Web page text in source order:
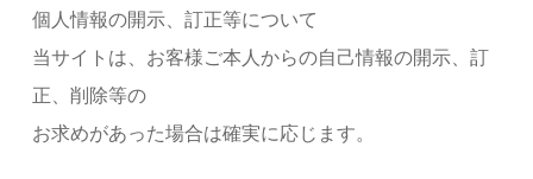
個人情報の開示、訂正等について
当サイトは、お客様ご本人からの自己情報の開示、訂
正、削除等の
お求めがあった場合は確実に応じます。